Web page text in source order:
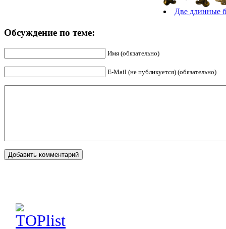
Две длинные
Обсуждение по теме:
Имя (обязательно)
E-Mail (не публикуется) (обязательно)